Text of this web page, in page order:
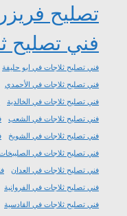
تصليح فريزر
فني تصليح
فني تصليح ثلاجات في ابو حليفة
فني تصليح ثلاجات في الأحمدي
فني تصليح ثلاجات في الخالدية
فني تصليح ثلاجات في الشعب
فني تصليح ثلاجات في الشويخ
فني تصليح ثلاجات في
فني تصليح ثلاجات في العدان
فني تصليح ثلاجات في الفروانية
فني تصليح ثلاجات في القادسية